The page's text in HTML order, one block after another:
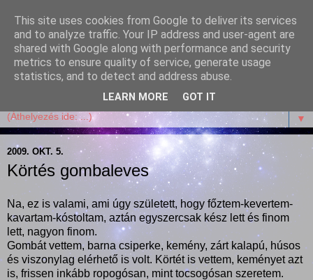
Garffyka
Szösszenetek a konyhámból, az életemből. Mosollyal,
receptekkel, vidámsággal, marcipánnal, csokival.
▼
2009. OKT. 5.
Körtés gombaleves
Na, ez is valami, ami úgy született, hogy főztem-kevertem-
kavartam-kóstoltam, aztán egyszercsak kész lett és finom
lett, nagyon finom.
Gombát vettem, barna csiperke, kemény, zárt kalapú, húsos
és viszonylag elérhető is volt. Körtét is vettem, keményet azt
is, frissen inkább ropogósan, mint tocsogósan szeretem.
This site uses cookies from Google to deliver its services
and to analyze traffic. Your IP address and user-agent are
shared with Google along with performance and security
metrics to ensure quality of service, generate usage
statistics, and to detect and address abuse.
LEARN MORE GOT IT